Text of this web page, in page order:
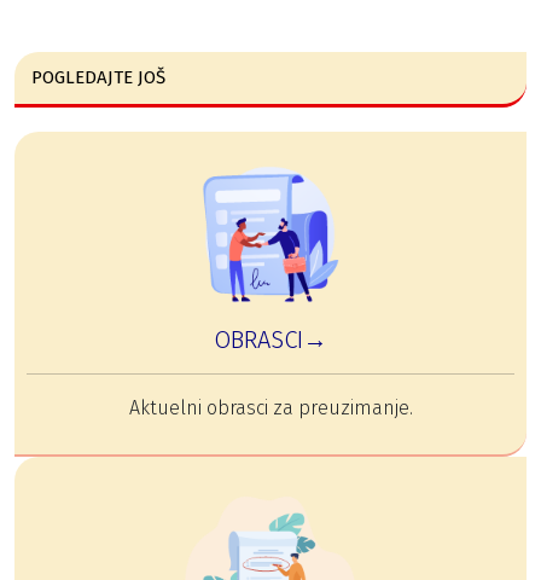
POGLEDAJTE JOŠ
OBRASCI→
Aktuelni obrasci za preuzimanje.